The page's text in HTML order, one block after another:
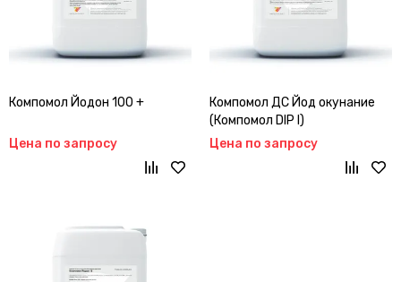
Компомол Йодон 100 +
Цена по запросу
Компомол ДС Йод окунание
(Компомол DIP I)
Цена по запросу